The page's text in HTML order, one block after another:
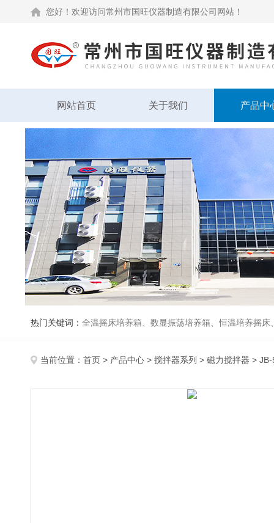
您好！欢迎访问常州市国旺仪器制造有限公司网站！
网站首页 关于我们 产品中
热门关键词： 全温摇床培养箱、数显振荡培养箱、恒温培养摇
当前位置： 首页 > 产品中心 > 搅拌器系列 > 磁力搅拌器 >